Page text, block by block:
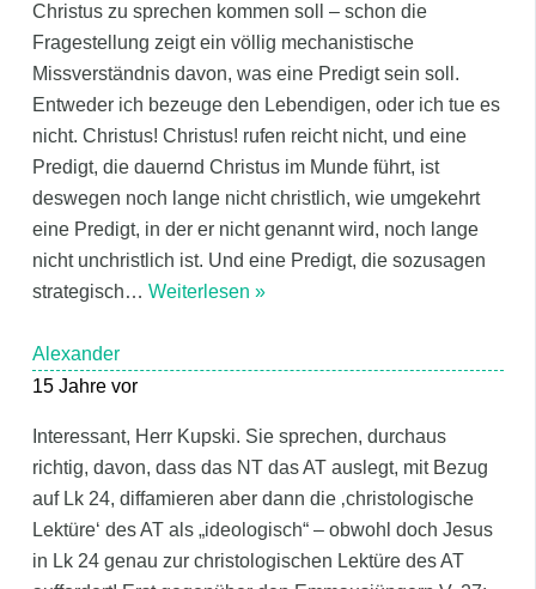
Christus zu sprechen kommen soll – schon die
Fragestellung zeigt ein völlig mechanistische
Missverständnis davon, was eine Predigt sein soll.
Entweder ich bezeuge den Lebendigen, oder ich tue es
nicht. Christus! Christus! rufen reicht nicht, und eine
Predigt, die dauernd Christus im Munde führt, ist
deswegen noch lange nicht christlich, wie umgekehrt
eine Predigt, in der er nicht genannt wird, noch lange
nicht unchristlich ist. Und eine Predigt, die sozusagen
strategisch… Weiterlesen »
Alexander
15 Jahre vor
Interessant, Herr Kupski. Sie sprechen, durchaus
richtig, davon, dass das NT das AT auslegt, mit Bezug
auf Lk 24, diffamieren aber dann die ‚christologische
Lektüre‘ des AT als „ideologisch“ – obwohl doch Jesus
in Lk 24 genau zur christologischen Lektüre des AT